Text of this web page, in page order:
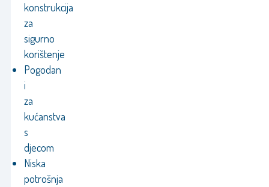
konstrukcija
za
sigurno
korištenje
Pogodan
i
za
kućanstva
s
djecom
Niska
potrošnja